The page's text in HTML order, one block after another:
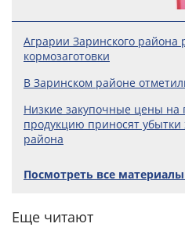
Аграрии Заринского района
кормозаготовки
В Заринском районе
Низкие закупочные цены на
продукцию приносят убытки
района
Посмотреть все
Еще читают